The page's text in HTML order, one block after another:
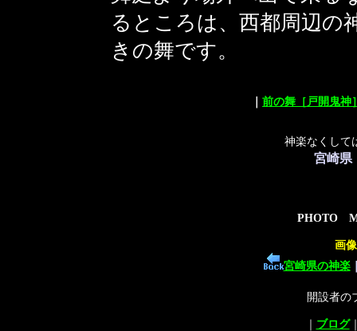
るところは、西都周辺の
きの舞です。
前の舞［戸開鬼神
神楽なくし
宮崎
PHOTO
画
宮崎県の神楽
開設者
ブログ